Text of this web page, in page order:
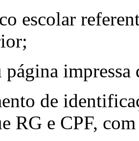
escolar
página
de
RG e CPF,